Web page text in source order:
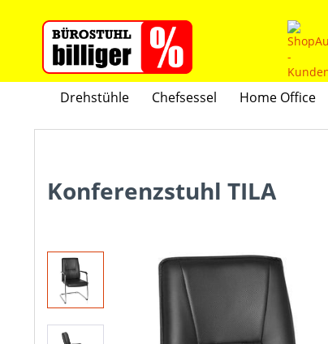
Drehstühle Chefsessel Home Office
Konferenzstuhl TILA